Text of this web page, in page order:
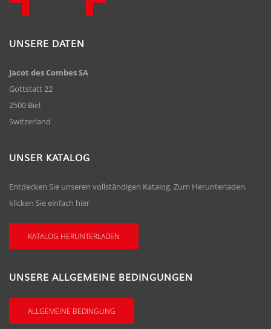
UNSERE DATEN
Jacot des Combes SA
Gottstatt 22
2500 Biel
Switzerland
UNSER KATALOG
Entdecken Sie unseren vollständigen Katalog. Zum Herunterladen,
klicken Sie einfach hier
KATALOG HERUNTERLADEN
UNSERE ALLGEMEINE BEDINGUNGEN
ALLGEMEINE BEDINGUNG